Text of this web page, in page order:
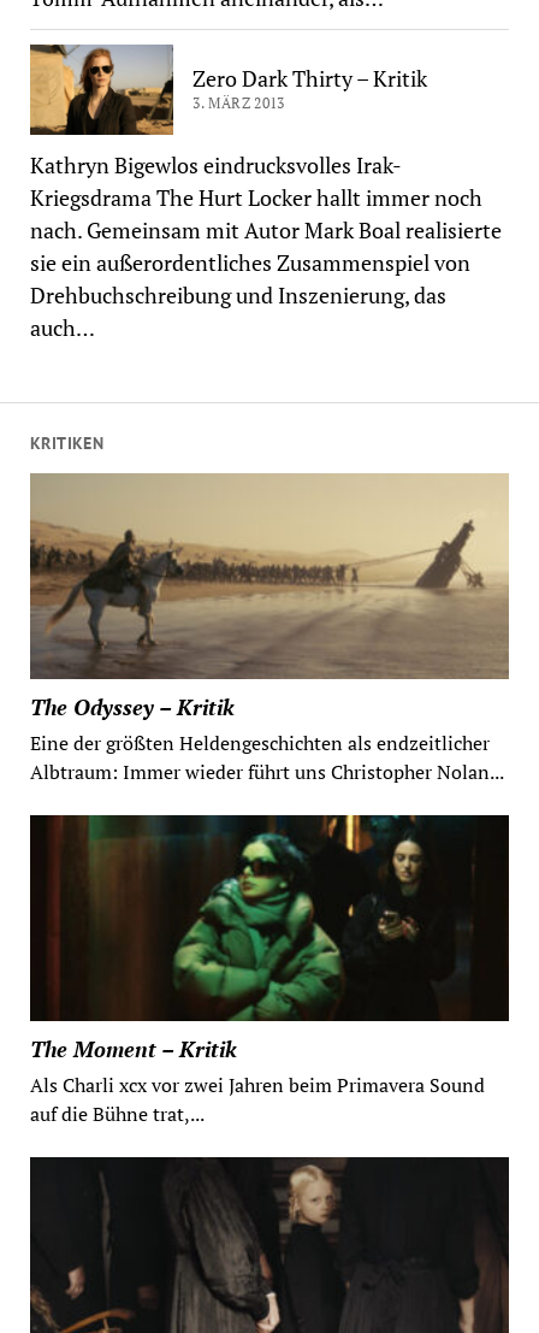
KRITIKEN
The Odyssey – Kritik
Eine der größten Heldengeschichten als endzeitlicher
Albtraum: Immer wieder führt uns Christopher Nolan...
The Moment – Kritik
Als Charli xcx vor zwei Jahren beim Primavera Sound
auf die Bühne trat,...
Zero Dark Thirty – Kritik
3. MÄRZ 2013
Kathryn Bigewlos eindrucksvolles Irak-
Kriegsdrama The Hurt Locker hallt immer noch
nach. Gemeinsam mit Autor Mark Boal realisierte
sie ein außerordentliches Zusammenspiel von
Drehbuchschreibung und Inszenierung, das
auch…